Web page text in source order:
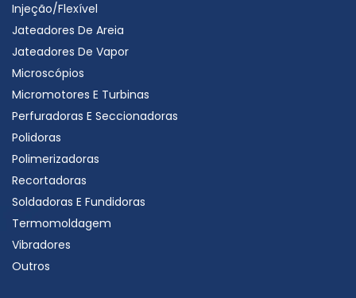
Injeção/Flexível
Jateadores De Areia
Jateadores De Vapor
Microscópios
Micromotores E Turbinas
Perfuradoras E Seccionadoras
Polidoras
Polimerizadoras
Recortadoras
Soldadoras E Fundidoras
Termomoldagem
Vibradores
Outros